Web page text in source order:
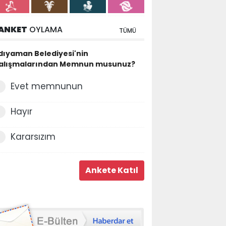
OYLAMA TÜMÜ
Belediyesi'nin
Memnun musunuz?
Evet memnunun
Hayır
Kararsızım